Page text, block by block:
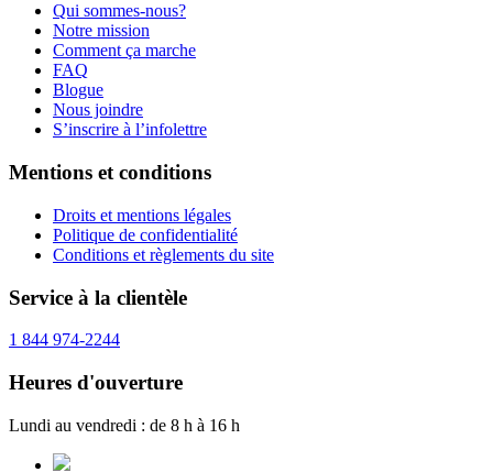
Qui sommes-nous?
Notre mission
Comment ça marche
FAQ
Blogue
Nous joindre
S’inscrire à l’infolettre
Mentions et conditions
Droits et mentions légales
Politique de confidentialité
Conditions et règlements du site
Service à la clientèle
1 844 974-2244
Heures d'ouverture
Lundi au vendredi : de 8 h à 16 h